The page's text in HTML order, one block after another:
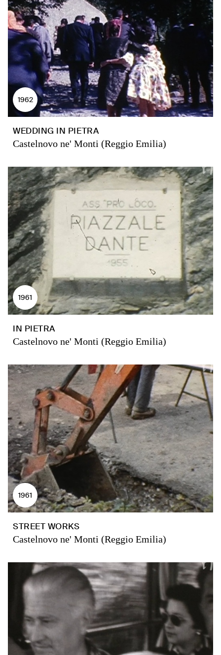
1962
WEDDING IN PIETRA
Castelnovo ne' Monti (Reggio Emilia)
1961
IN PIETRA
Castelnovo ne' Monti (Reggio Emilia)
1961
STREET WORKS
Castelnovo ne' Monti (Reggio Emilia)